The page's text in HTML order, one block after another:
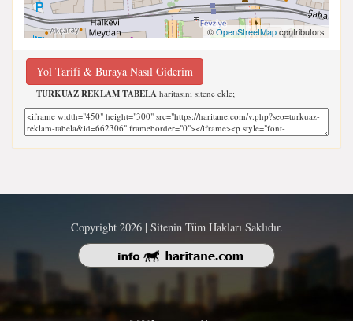
©OpenStreetMapcontributors
Yol Tarifi & Buraya Nasıl Giderim
TURKUAZ REKLAM TABELA haritasını sitene ekle;
Copyright 2026 | Sitenin Tüm Hakları Saklıdır.